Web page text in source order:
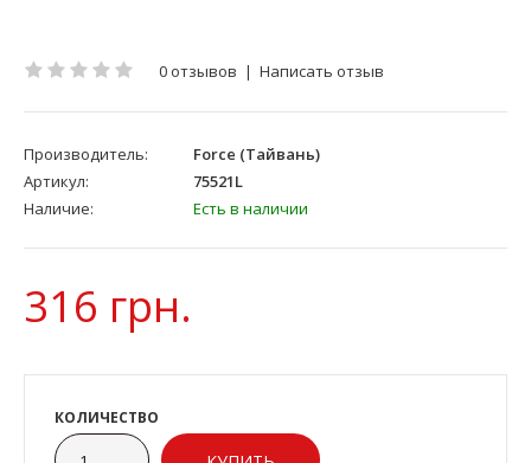
0 отзывов | Написать отзыв
Производитель:
Force (Тайвань)
Артикул:
75521L
Наличие:
Есть в наличии
316 грн.
КОЛИЧЕСТВО